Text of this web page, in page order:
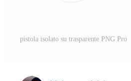
pistola isolato su trasparente PNG Pro